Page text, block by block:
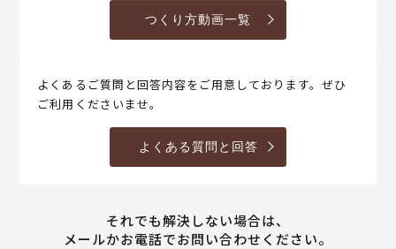
つくり方動画一覧
よくあるご質問と回答内容をご用意しております。ぜひ
ご利用くださいませ。
よくある質問と回答
それでも解決しない場合は、
メールかお電話でお問い合わせください。